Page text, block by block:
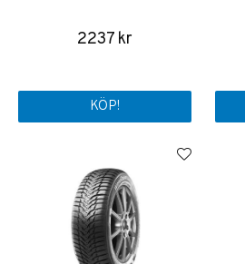
2237 kr
KÖP!